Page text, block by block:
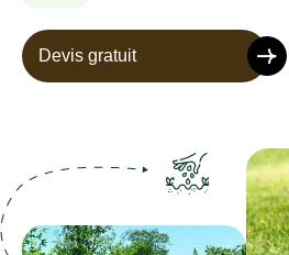
Devis gratuit